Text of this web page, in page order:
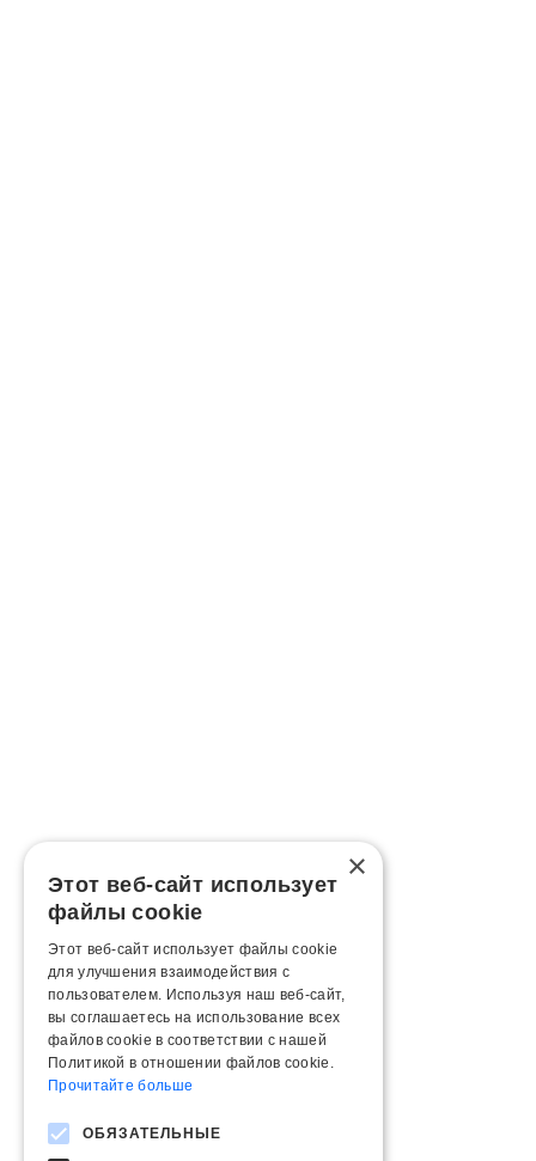
×
Этот веб-сайт использует
файлы cookie
Этот веб-сайт использует файлы cookie
для улучшения взаимодействия с
пользователем. Используя наш веб-сайт,
вы соглашаетесь на использование всех
файлов cookie в соответствии с нашей
Политикой в ​​отношении файлов cookie.
Прочитайте больше
ОБЯЗАТЕЛЬНЫЕ